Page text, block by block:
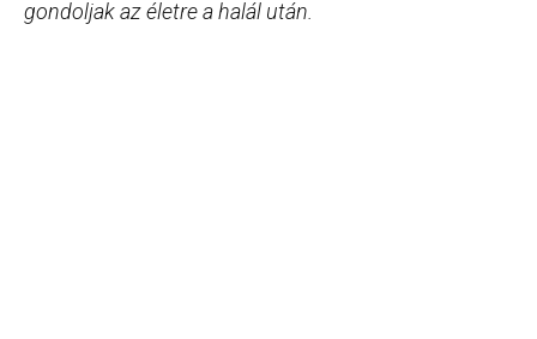
gondoljak az életre a halál után.